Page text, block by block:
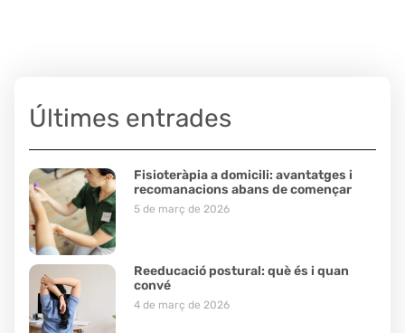
Últimes entrades
Fisioteràpia a domicili: avantatges i
recomanacions abans de començar
5 de març de 2026
Reeducació postural: què és i quan
convé
4 de març de 2026